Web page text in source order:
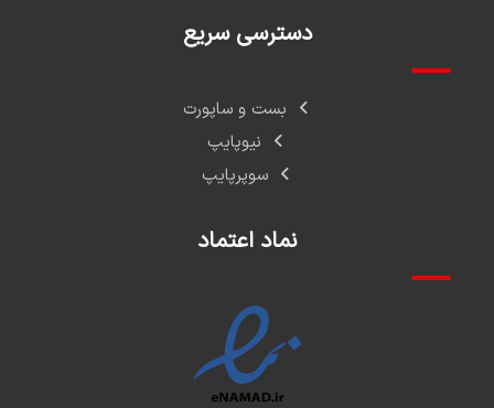
دسترسی سریع
بست و ساپورت
نیوپایپ
سوپرپایپ
نماد اعتماد